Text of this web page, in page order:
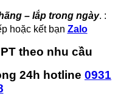
– lắp trong ngày. :
hoặc kết bạn Zalo
theo nhu cầu
24h hotline 0931